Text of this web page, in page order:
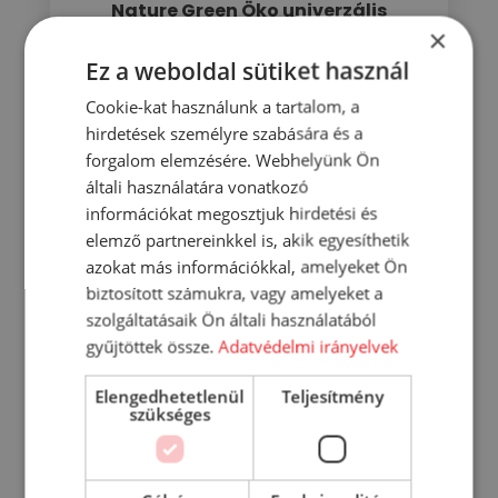
Nature Green Öko univerzális
1 021Ft
KOSÁRBA
RÉSZLETEK
×
Ez a weboldal sütiket használ
Cookie-kat használunk a tartalom, a
hirdetések személyre szabására és a
forgalom elemzésére. Webhelyünk Ön
általi használatára vonatkozó
információkat megosztjuk hirdetési és
elemző partnereinkkel is, akik egyesíthetik
azokat más információkkal, amelyeket Ön
biztosított számukra, vagy amelyeket a
szolgáltatásaik Ön általi használatából
gyűjtöttek össze.Adatvédelmi irányelvek
Elengedhetetlenül
szükséges
Teljesítmény